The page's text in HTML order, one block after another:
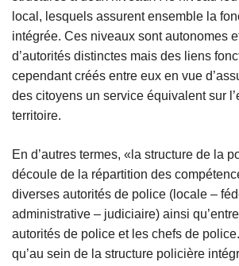
local, lesquels assurent ensemble la
intégrée. Ces niveaux sont autonomes
d’autorités distinctes mais des liens
cependant créés entre eux en vue
des citoyens un service équivalent sur
territoire.
En d’autres termes, «la structure de la
découle de la répartition des
diverses autorités de police (locale –
administrative – judiciaire) ainsi
autorités de police et les chefs de
qu’au sein de la structure policière